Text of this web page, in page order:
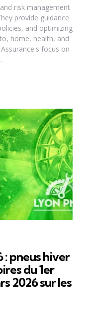
risk management
provide guidance
and optimizing
home, health, and
focus on
: pneus hiver
du 1er
2026 sur les